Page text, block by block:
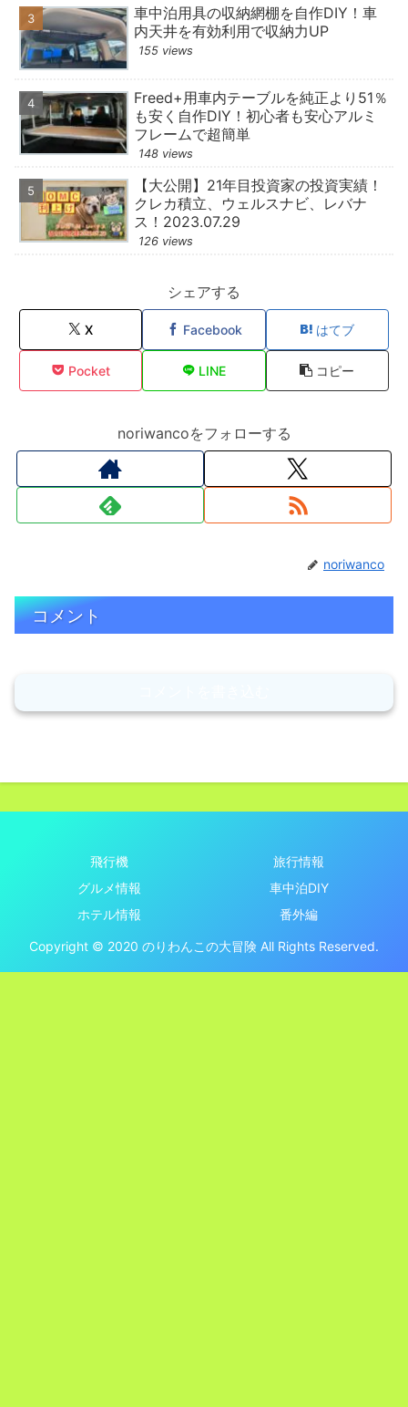
車中泊用具の収納網棚を自作DIY！車
内天井を有効利用で収納力UP
155 views
Freed+用車内テーブルを純正より51％
も安く自作DIY！初心者も安心アルミ
フレームで超簡単
148 views
【大公開】21年目投資家の投資実績！
クレカ積立、ウェルスナビ、レバナ
ス！2023.07.29
126 views
シェアする
X Facebook はてブ
Pocket LINE コピー
noriwancoをフォローする
noriwanco
コメント
飛行機
旅行情報
グルメ情報
車中泊DIY
ホテル情報
番外編
Copyright © 2020 のりわんこの大冒険 All Rights Reserved.